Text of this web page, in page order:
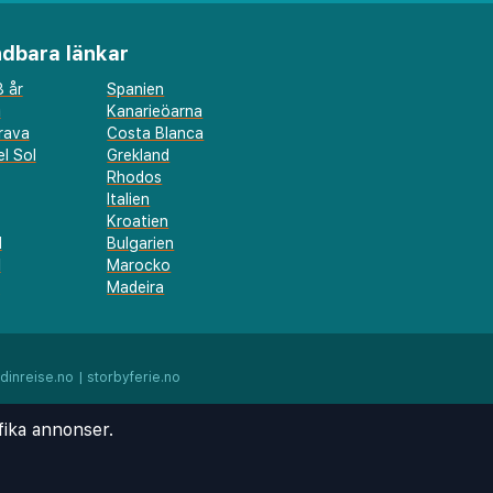
länkar
år
Spanien
Kanarieöarna
Costa Blanca
Sol
Grekland
Rhodos
Italien
Kroatien
Bulgarien
Marocko
Madeira
dinreise.no storbyferie.no
annonser.